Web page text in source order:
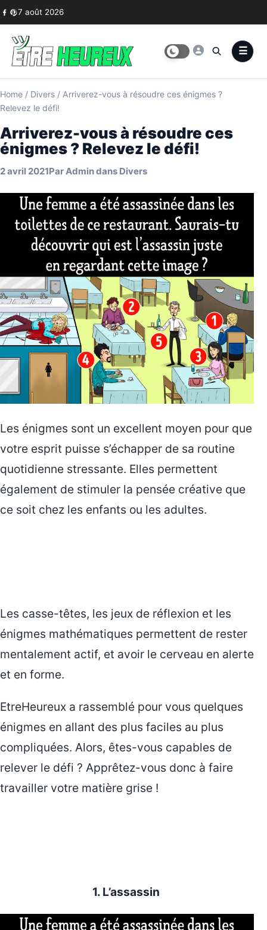
Skip to content
7 août 2026
Home / Divers / Arriverez-vous à résoudre ces énigmes ?
Relevez le défi!
Arriverez-vous à résoudre ces
énigmes ? Relevez le défi!
2 avril 2021ParAdmindans Divers
Les énigmes sont un excellent moyen pour que
votre esprit puisse s’échapper de sa routine
quotidienne stressante. Elles permettent
également de stimuler la pensée créative que
ce soit chez les enfants ou les adultes.
Les casse-têtes, les jeux de réflexion et les
énigmes mathématiques permettent de rester
mentalement actif, et avoir le cerveau en alerte
et en forme.
EtreHeureux a rassemblé pour vous quelques
énigmes en allant des plus faciles au plus
compliquées. Alors, êtes-vous capables de
relever le défi ? Apprêtez-vous donc à faire
travailler votre matière grise !
1. L’assassin